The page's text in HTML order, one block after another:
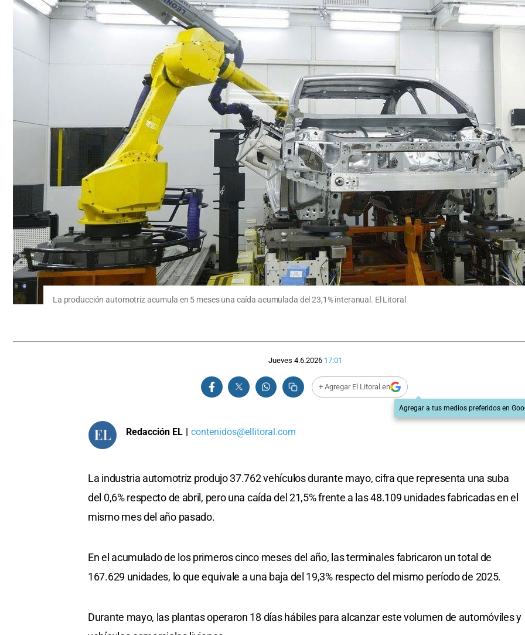
La producción automotriz acumula en 5 meses una caída acumulada del 23,1% interanual. El Litoral
Jueves 4.6.2026 17:01
+ Agregar El Litoral en
Agregar a tus medios preferidos en
Redacción EL | contenidos@ellitoral.com
La industria automotriz produjo 37.762 vehículos durante mayo, cifra que representa una suba
del 0,6% respecto de abril, pero una caída del 21,5% frente a las 48.109 unidades fabricadas en el
mismo mes del año pasado.
En el acumulado de los primeros cinco meses del año, las terminales fabricaron un total de
167.629 unidades, lo que equivale a una baja del 19,3% respecto del mismo período de 2025.
Durante mayo, las plantas operaron 18 días hábiles para alcanzar este volumen de automóviles y